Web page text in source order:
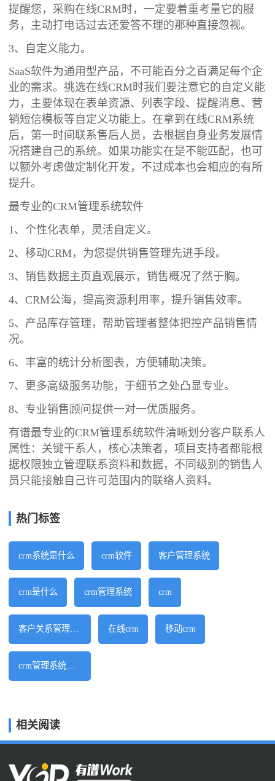
提醒您，采购在线CRM时，一定要着重考量它的服
务，主动打电话过去还爱答不理的那种直接忽视。
3、自定义能力。
SaaS软件为通用型产品，不可能百分之百满足每个企
业的需求。挑选在线CRM时我们要注意它的自定义能
力，主要体现在表单资源、列表字段、提醒消息、营
销短信模板等自定义功能上。在拿到在线CRM系统
后，第一时间联系售后人员，去根据自身业务发展情
况搭建自己的系统。如果功能实在是不能匹配，也可
以额外考虑做定制化开发，不过成本也会相应的有所
提升。
最专业的CRM管理系统软件
1、个性化表单，灵活自定义。
2、移动CRM，为您提供销售管理先进手段。
3、销售数据主页直观展示，销售概况了然于胸。
4、CRM公海，提高资源利用率，提升销售效率。
5、产品库存管理，帮助管理者整体把控产品销售情
况。
6、丰富的统计分析图表，方便辅助决策。
7、更多高级服务功能，于细节之处凸显专业。
8、专业销售顾问提供一对一优质服务。
有谱最专业的CRM管理系统软件清晰划分客户联系人
属性：关键干系人，核心决策者，项目支持者都能根
据权限独立管理联系资料和数据，不同级别的销售人
员只能接触自己许可范围内的联络人资料。
热门标签
crm系统是什么 crm软件 客户管理系统
crm是什么 crm管理系统 crm
客户关系管理系统 在线crm 移动crm
crm管理系统软件
相关阅读